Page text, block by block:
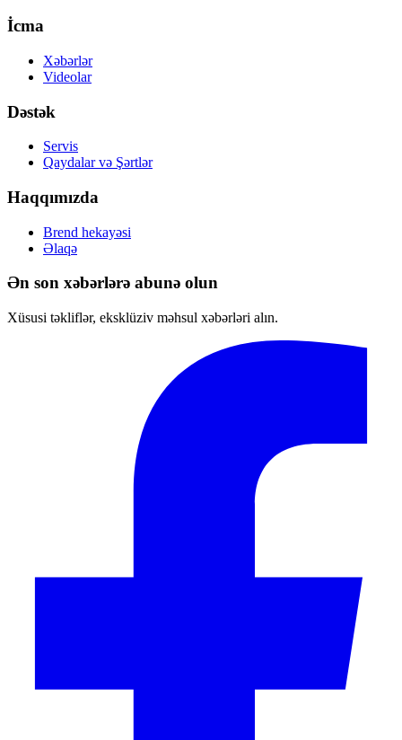
İcma
Xəbərlər
Videolar
Dəstək
Servis
Qaydalar və Şərtlər
Haqqımızda
Brend hekayəsi
Əlaqə
Ən son xəbərlərə abunə olun
Xüsusi təkliflər, eksklüziv məhsul xəbərləri alın.